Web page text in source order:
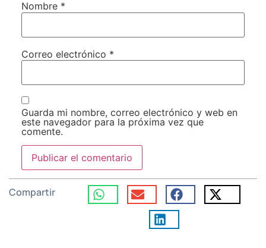
Nombre *
Correo electrónico *
Guarda mi nombre, correo electrónico y web en
este navegador para la próxima vez que
comente.
Compartir